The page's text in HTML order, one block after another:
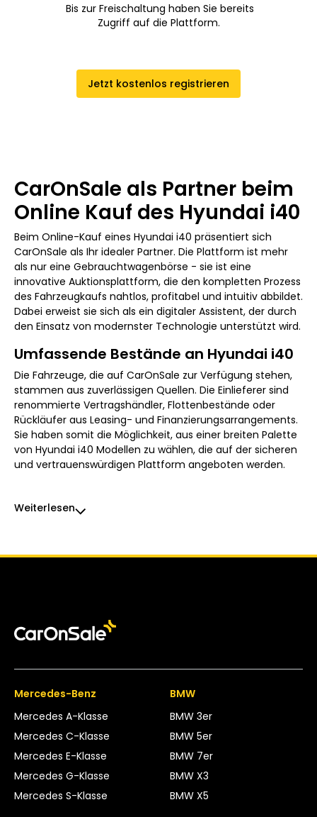
Bis zur Freischaltung haben Sie bereits
Zugriff auf die Plattform.
Jetzt kostenlos registrieren
CarOnSale als Partner beim
Online Kauf des Hyundai i40
Beim Online-Kauf eines Hyundai i40 präsentiert sich
CarOnSale als Ihr idealer Partner. Die Plattform ist mehr
als nur eine Gebrauchtwagenbörse - sie ist eine
innovative Auktionsplattform, die den kompletten Prozess
des Fahrzeugkaufs nahtlos, profitabel und intuitiv abbildet.
Dabei erweist sie sich als ein digitaler Assistent, der durch
den Einsatz von modernster Technologie unterstützt wird.
Umfassende Bestände an Hyundai i40
Die Fahrzeuge, die auf CarOnSale zur Verfügung stehen,
stammen aus zuverlässigen Quellen. Die Einlieferer sind
renommierte Vertragshändler, Flottenbestände oder
Rückläufer aus Leasing- und Finanzierungsarrangements.
Sie haben somit die Möglichkeit, aus einer breiten Palette
von Hyundai i40 Modellen zu wählen, die auf der sicheren
und vertrauenswürdigen Plattform angeboten werden.
Weiterlesen
Mercedes-Benz
Mercedes A-Klasse
Mercedes C-Klasse
Mercedes E-Klasse
Mercedes G-Klasse
Mercedes S-Klasse
BMW
BMW 3er
BMW 5er
BMW 7er
BMW X3
BMW X5